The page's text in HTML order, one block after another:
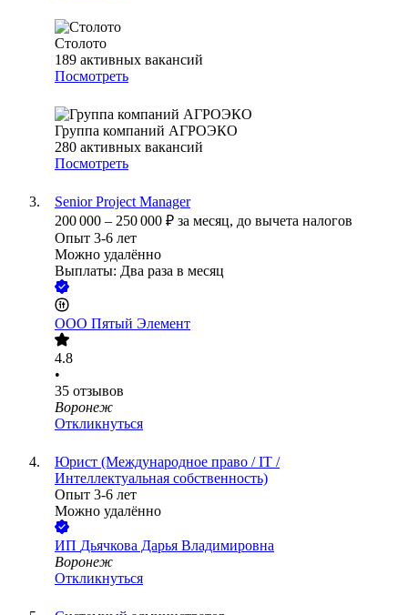
Столото
189 активных вакансий
Посмотреть
Группа компаний АГРОЭКО
280 активных вакансий
Посмотреть
Senior Project Manager
200 000 – 250 000 ₽ за месяц, до вычета налогов
Опыт 3-6 лет
Можно удалённо
Выплаты: Два раза в месяц
ООО Пятый Элемент
4.8
•
35 отзывов
Воронеж
Откликнуться
Юрист (Международное право / IT /
Интеллектуальная собственность)
Опыт 3-6 лет
Можно удалённо
ИП Дьячкова Дарья Владимировна
Воронеж
Откликнуться